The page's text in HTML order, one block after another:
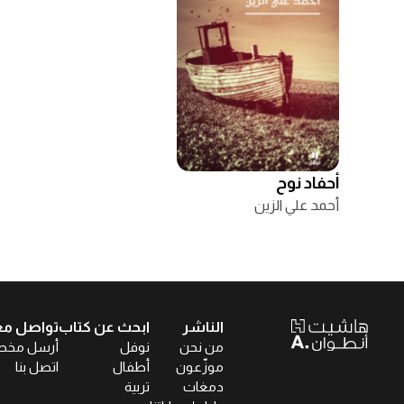
أحفاد نوح
أحمد علي الزين
الناشر
من نحن
موزّعون
دمغات
ابحث عن كتاب
نوفل
أطفال
تربية
تواصل
أرسل
اتصل بنا